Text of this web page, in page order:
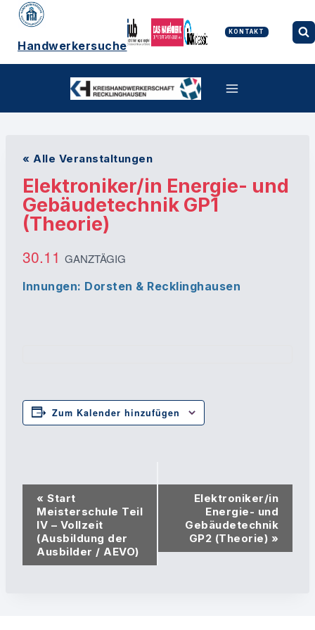
Zum
Inhalt
Handwerkersuche
KONTAKT
« Alle Veranstaltungen
Elektroniker/in Energie- und
Gebäudetechnik GP1
(Theorie)
30.11 GANZTÄGIG
Innungen: Dorsten & Recklinghausen
Zum Kalender hinzufügen
Veranstaltung-
Navigation
« Start
Meisterschule Teil
IV – Vollzeit
(Ausbildung der
Ausbilder / AEVO)
Elektroniker/in
Energie- und
Gebäudetechnik
GP2 (Theorie) »